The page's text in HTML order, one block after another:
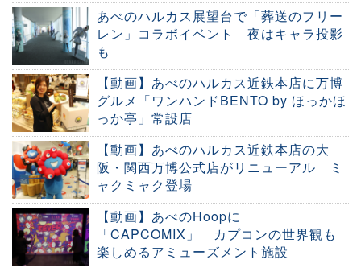
あべのハルカス展望台で「葬送のフリー
レン」コラボイベント 夜はキャラ投影
も
【動画】あべのハルカス近鉄本店に万博
グルメ「ワンハンドBENTO by ほっかほ
っか亭」常設店
【動画】あべのハルカス近鉄本店の大
阪・関西万博公式店がリニューアル ミ
ャクミャク登場
【動画】あべのHoopに
「CAPCOMIX」 カプコンの世界観も
楽しめるアミューズメント施設